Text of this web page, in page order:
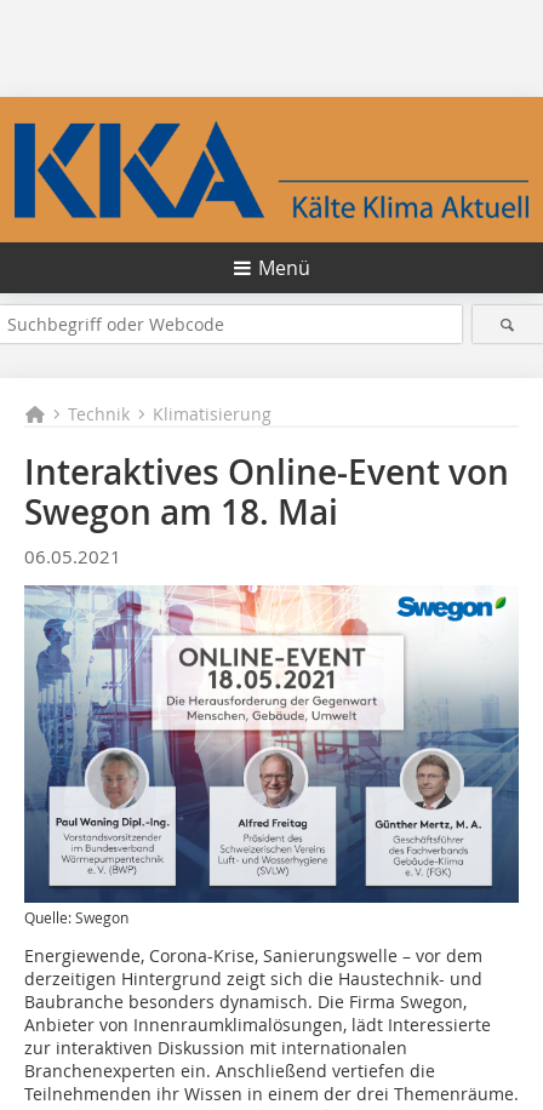
Menü
Technik Klimatisierung
Interaktives Online-Event von
Swegon am 18. Mai
06.05.2021
Quelle: Swegon
Energiewende, Corona-Krise, Sanierungswelle – vor dem
derzeitigen Hintergrund zeigt sich die Haustechnik- und
Baubranche besonders dynamisch. Die Firma Swegon,
Anbieter von Innenraumklimalösungen, lädt Interessierte
zur interaktiven Diskussion mit internationalen
Branchenexperten ein. Anschließend vertiefen die
Teilnehmenden ihr Wissen in einem der drei Themenräume.